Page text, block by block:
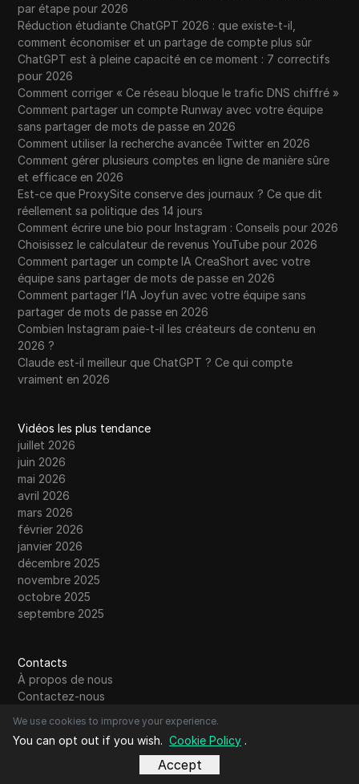
par étape pour 2026
Réduction étudiante ChatGPT 2026 : que existe-t-il,
comment économiser et un partage de compte plus sûr
ChatGPT est à pleine capacité en ce moment : 7 correctifs
pour 2026
Comment corriger « Ce réseau bloque le trafic DNS chiffré »
Comment partager un compte Runway avec votre équipe
sans partager de mots de passe en 2026
Comment utiliser la recherche avancée Twitter en 2026
Comment gérer plusieurs comptes en ligne de manière sûre
et efficace en 2026
Est-ce que ProxySite conserve des journaux ? Ce que dit
réellement sa politique des 14 jours
Comment écrire une bio pour Instagram : Conseils pour 2026
Choisissez le calculateur de revenus YouTube pour 2026
Comment partager un compte IA CreaShort avec votre
équipe sans partager de mots de passe en 2026
Comment partager l’IA Joyfun avec votre équipe sans
partager de mots de passe en 2026
Combien Instagram paie-t-il les créateurs de contenu en
2026 ?
Claude est-il meilleur que ChatGPT ? Ce qui compte
vraiment en 2026
Vidéos les plus tendance
juillet 2026
juin 2026
mai 2026
avril 2026
mars 2026
février 2026
janvier 2026
décembre 2025
novembre 2025
octobre 2025
septembre 2025
Contacts
À propos de nous
Contactez-nous
Écrivez pour nous
Soumettre un article invité
We use cookies to improve your experience.
You can opt out if you wish. Cookie Policy .
Accept